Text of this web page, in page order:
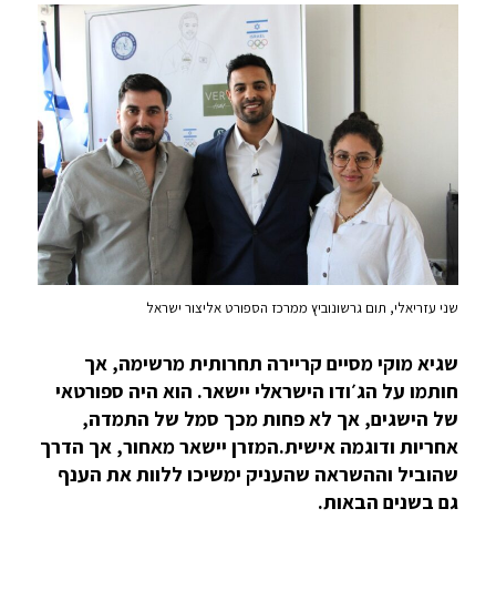
שני עזריאלי, תום גרשונוביץ ממרכז הספורט אליצור ישראל
שגיא מוקי מסיים קריירה תחרותית מרשימה, אך
חותמו על הג׳ודו הישראלי יישאר. הוא היה ספורטאי
של הישגים, אך לא פחות מכך סמל של התמדה,
אחריות ודוגמה אישית.המזרן יישאר מאחור, אך הדרך
שהוביל וההשראה שהעניק ימשיכו ללוות את הענף
גם בשנים הבאות.